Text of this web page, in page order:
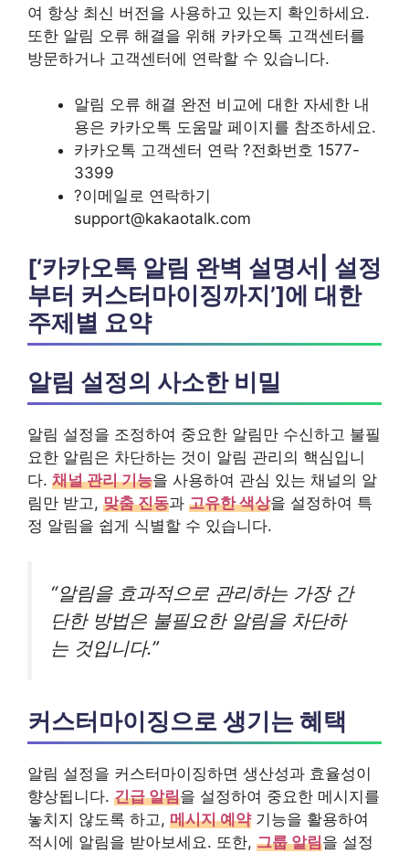
여 항상 최신 버전을 사용하고 있는지 확인하세요.
또한 알림 오류 해결을 위해 카카오톡 고객센터를
방문하거나 고객센터에 연락할 수 있습니다.
알림 오류 해결 완전 비교에 대한 자세한 내
용은 카카오톡 도움말 페이지를 참조하세요.
카카오톡 고객센터 연락 ?전화번호 1577-
3399
?이메일로 연락하기
support@kakaotalk.com
[‘카카오톡 알림 완벽 설명서| 설정
부터 커스터마이징까지’]에 대한
주제별 요약
알림 설정의 사소한 비밀
알림 설정을 조정하여 중요한 알림만 수신하고 불필
요한 알림은 차단하는 것이 알림 관리의 핵심입니
다. 채널 관리 기능을 사용하여 관심 있는 채널의 알
림만 받고, 맞춤 진동과 고유한 색상을 설정하여 특
정 알림을 쉽게 식별할 수 있습니다.
“알림을 효과적으로 관리하는 가장 간
단한 방법은 불필요한 알림을 차단하
는 것입니다.”
커스터마이징으로 생기는 혜택
알림 설정을 커스터마이징하면 생산성과 효율성이
향상됩니다. 긴급 알림을 설정하여 중요한 메시지를
놓치지 않도록 하고, 메시지 예약기능을 활용하여
적시에 알림을 받아보세요. 또한, 그룹 알림을 설정